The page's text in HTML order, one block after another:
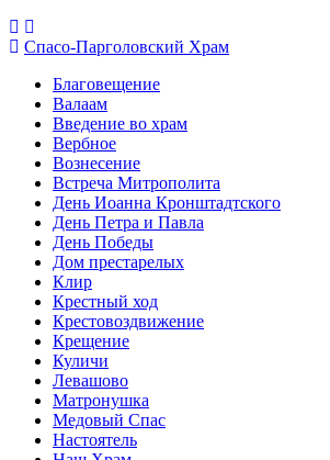
Спасо-Парголовский Храм
Благовещение
Валаам
Введение во храм
Вербное
Вознесение
Встреча Митрополита
День Иоанна Кронштадтского
День Петра и Павла
День Победы
Дом престарелых
Клир
Крестный ход
Крестовоздвижение
Крещение
Куличи
Левашово
Матронушка
Медовый Спас
Настоятель